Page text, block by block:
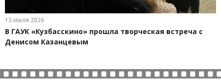
13 июля 2026
В ГАУК «Кузбасскино» прошла творческая встреча с
Денисом Казанцевым